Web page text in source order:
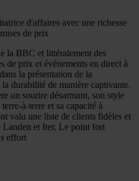
d'affaires avec une richesse
de prix
la BBC et littéralement des
de prix et événements en direct à
la présentation de la
durabilité de manière captivante.
un sourire désarmant, son style
à-terre et sa capacité à
valu une liste de clients fidèles et
Landen et Iter. Le point fort
effort